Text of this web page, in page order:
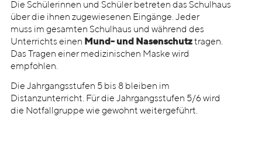
Die Schülerinnen und Schüler betreten das Schulhaus
über die ihnen zugewiesenen Eingänge. Jeder
muss im gesamten Schulhaus und während des
Unterrichts einen Mund- und Nasenschutztragen.
Das Tragen einer medizinischen Maske wird
empfohlen.
Die Jahrgangsstufen 5 bis 8 bleiben im
Distanzunterricht. Für die Jahrgangsstufen 5/6 wird
die Notfallgruppe wie gewohnt weitergeführt.